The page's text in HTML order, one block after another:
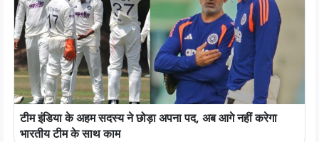
टीम इंडिया के अहम सदस्य ने छोड़ा अपना पद, अब आगे नहीं करेगा
भारतीय टीम के साथ काम